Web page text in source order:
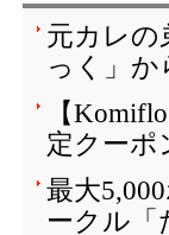
元カレの
っく」か
【
定クーポ
最大
ークル「